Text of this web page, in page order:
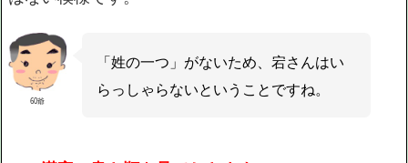
60爺
「姓の一つ」がないため、宕さんはい
らっしゃらないということですね。